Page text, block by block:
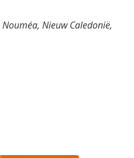
Nieuw Caledonië,